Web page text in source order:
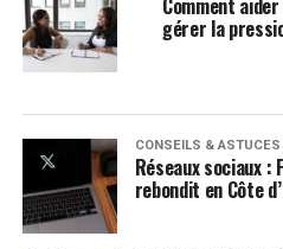
Comment
gérer la
CONSEILS & ASTUCES
Réseaux sociaux :
rebondit en Côte